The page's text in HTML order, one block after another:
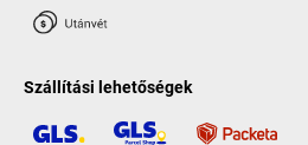
Szállítási lehetőségek